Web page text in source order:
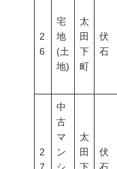
2
6
宅
地
(土
地)
太
田
下
町
伏
石
2
中
古
マ
ン
太
田
伏